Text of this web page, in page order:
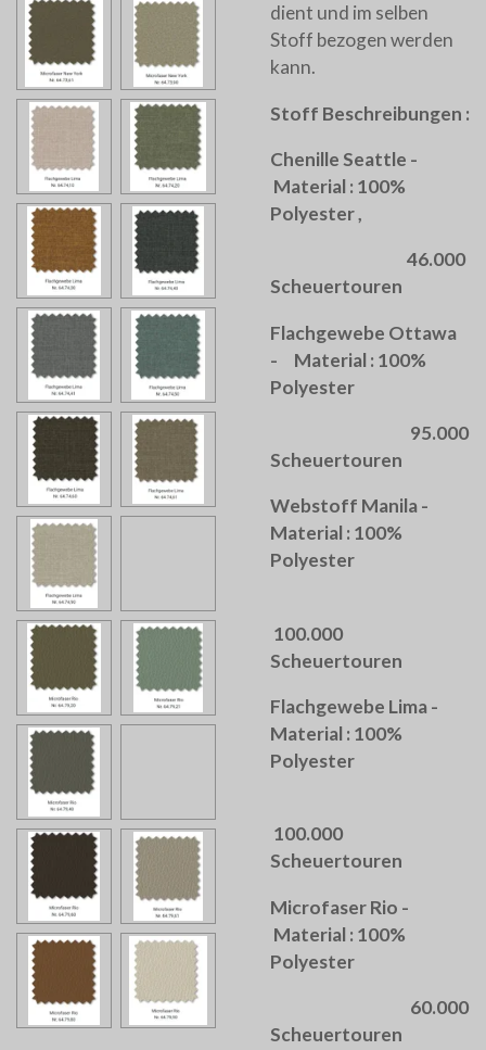
dient und im selben
Stoff bezogen werden
kann.
Stoff Beschreibungen :
Chenille Seattle -
Material : 100%
Polyester ,
46.000
Scheuertouren
Flachgewebe Ottawa
- Material : 100%
Polyester
95.000
Scheuertouren
Webstoff Manila -
Material : 100%
Polyester
100.000
Scheuertouren
Flachgewebe Lima -
Material : 100%
Polyester
100.000
Scheuertouren
Microfaser Rio -
Material : 100%
Polyester
60.000
Scheuertouren